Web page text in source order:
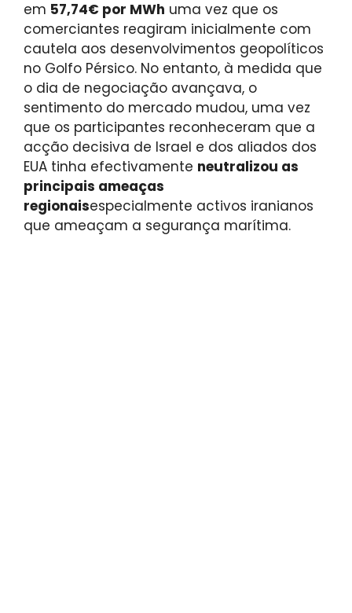
em 57,74€ por MWh uma vez que os
comerciantes reagiram inicialmente com
cautela aos desenvolvimentos geopolíticos
no Golfo Pérsico. No entanto, à medida que
o dia de negociação avançava, o
sentimento do mercado mudou, uma vez
que os participantes reconheceram que a
acção decisiva de Israel e dos aliados dos
EUA tinha efectivamente neutralizou as
principais ameaças
regionaisespecialmente activos iranianos
que ameaçam a segurança marítima.